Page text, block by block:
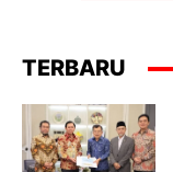
TERBARU